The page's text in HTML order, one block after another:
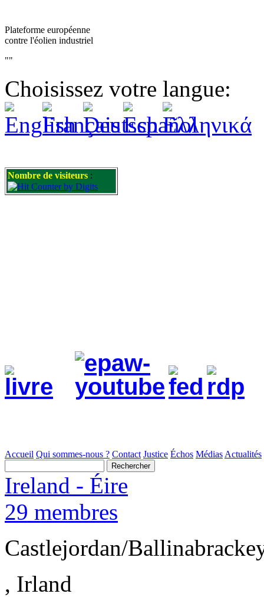
Plateforme européenne
contre l'éolien industriel
""
Choisissez votre langue:
Nombre de visiteurs :
Accueil Qui sommes-nous ? Contact Justice Échos Médias Actualités
Ireland - Éire
29 membres
Castlejordan/
, Irland